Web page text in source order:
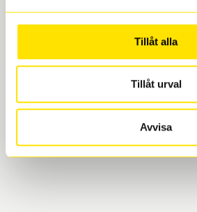
Tillåt alla
Tillåt urval
Avvisa
Boka och hämta hos
När du beställer dina nya däck
levereras de direkt till någon av
Göteborg. Välj mellan Hisingen
Mölndal. I beställningen anger du
vi till att de uppfyller alla krav för